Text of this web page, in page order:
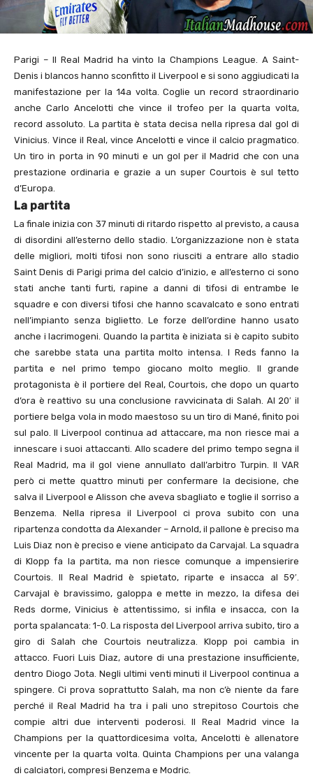
Parigi – Il Real Madrid ha vinto la Champions League. A Saint-
Denis i blancos hanno sconfitto il Liverpool e si sono aggiudicati la
manifestazione per la 14a volta. Coglie un record straordinario
anche Carlo Ancelotti che vince il trofeo per la quarta volta,
record assoluto. La partita è stata decisa nella ripresa dal gol di
Vinicius. Vince il Real, vince Ancelotti e vince il calcio pragmatico.
Un tiro in porta in 90 minuti e un gol per il Madrid che con una
prestazione ordinaria e grazie a un super Courtois è sul tetto
d’Europa.
La partita
La finale inizia con 37 minuti di ritardo rispetto al previsto, a causa
di disordini all’esterno dello stadio. L’organizzazione non è stata
delle migliori, molti tifosi non sono riusciti a entrare allo stadio
Saint Denis di Parigi prima del calcio d’inizio, e all’esterno ci sono
stati anche tanti furti, rapine a danni di tifosi di entrambe le
squadre e con diversi tifosi che hanno scavalcato e sono entrati
nell’impianto senza biglietto. Le forze dell’ordine hanno usato
anche i lacrimogeni. Quando la partita è iniziata si è capito subito
che sarebbe stata una partita molto intensa. I Reds fanno la
partita e nel primo tempo giocano molto meglio. Il grande
protagonista è il portiere del Real, Courtois, che dopo un quarto
d’ora è reattivo su una conclusione ravvicinata di Salah. Al 20′ il
portiere belga vola in modo maestoso su un tiro di Mané, finito poi
sul palo. Il Liverpool continua ad attaccare, ma non riesce mai a
innescare i suoi attaccanti. Allo scadere del primo tempo segna il
Real Madrid, ma il gol viene annullato dall’arbitro Turpin. Il VAR
però ci mette quattro minuti per confermare la decisione, che
salva il Liverpool e Alisson che aveva sbagliato e toglie il sorriso a
Benzema. Nella ripresa il Liverpool ci prova subito con una
ripartenza condotta da Alexander – Arnold, il pallone è preciso ma
Luis Diaz non è preciso e viene anticipato da Carvajal. La squadra
di Klopp fa la partita, ma non riesce comunque a impensierire
Courtois. Il Real Madrid è spietato, riparte e insacca al 59′.
Carvajal è bravissimo, galoppa e mette in mezzo, la difesa dei
Reds dorme, Vinicius è attentissimo, si infila e insacca, con la
porta spalancata: 1-0. La risposta del Liverpool arriva subito, tiro a
giro di Salah che Courtois neutralizza. Klopp poi cambia in
attacco. Fuori Luis Diaz, autore di una prestazione insufficiente,
dentro Diogo Jota. Negli ultimi venti minuti il Liverpool continua a
spingere. Ci prova soprattutto Salah, ma non c’è niente da fare
perché il Real Madrid ha tra i pali uno strepitoso Courtois che
compie altri due interventi poderosi. Il Real Madrid vince la
Champions per la quattordicesima volta, Ancelotti è allenatore
vincente per la quarta volta. Quinta Champions per una valanga
di calciatori, compresi Benzema e Modric.